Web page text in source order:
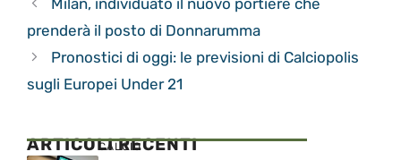
Milan, individuato il nuovo portiere che
prenderà il posto di Donnarumma
Pronostici di oggi: le previsioni di Calciopolis
sugli Europei Under 21
ARTICOLI RECENTI
CALCIO